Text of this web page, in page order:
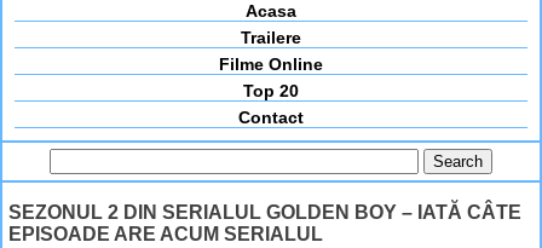
Acasa
Trailere
Filme Online
Top 20
Contact
SEZONUL 2 DIN SERIALUL GOLDEN BOY – IATĂ CÂTE
EPISOADE ARE ACUM SERIALUL